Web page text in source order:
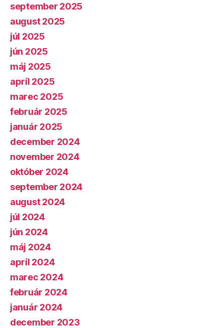
september 2025
august 2025
júl 2025
jún 2025
máj 2025
apríl 2025
marec 2025
február 2025
január 2025
december 2024
november 2024
október 2024
september 2024
august 2024
júl 2024
jún 2024
máj 2024
apríl 2024
marec 2024
február 2024
január 2024
december 2023